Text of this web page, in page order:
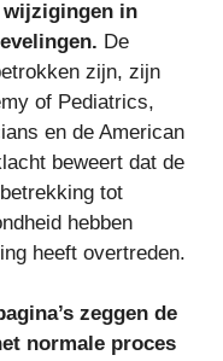
wijzigingen in
De
zijn, zijn
of Pediatrics,
en de American
beweert dat de
tot
hebben
heeft overtreden.
zeggen de
normale proces